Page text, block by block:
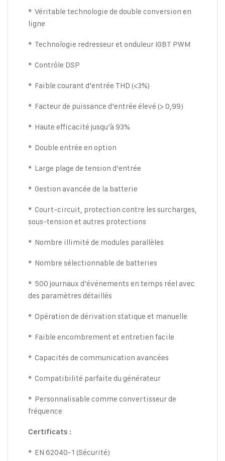
* Véritable technologie de double conversion en
ligne
* Technologie redresseur et onduleur IGBT PWM
* Contrôle DSP
* Faible courant d’entrée THD (<3%)
* Facteur de puissance d’entrée élevé (> 0,99)
* Haute efficacité jusqu’à 93%
* Double entrée en option
* Large plage de tension d’entrée
* Gestion avancée de la batterie
* Court-circuit, protection contre les surcharges,
sous-tension et autres protections
* Nombre illimité de modules parallèles
* Nombre sélectionnable de batteries
* 500 journaux d’événements en temps réel avec
des paramètres détaillés
* Opération de dérivation statique et manuelle
* Faible encombrement et entretien facile
* Capacités de communication avancées
* Compatibilité parfaite du générateur
* Personnalisable comme convertisseur de
fréquence
Certificats :
* EN 62040-1 (Sécurité)